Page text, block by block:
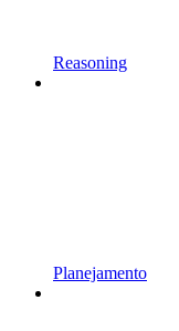
Reasoning
Planejamento